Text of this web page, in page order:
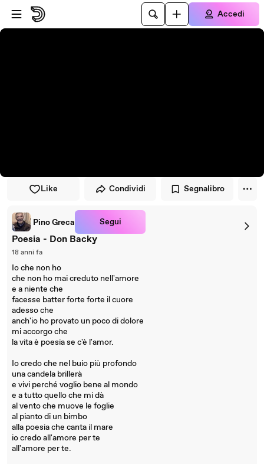
Vai al lettore
Passa al contenuto principale
Accedi
Like Condividi Segnalibro
Pino Greca Segui
Poesia - Don Backy
18 anni fa
Io che non ho
che non ho mai creduto nell'amore
e a niente che
facesse batter forte forte il cuore
adesso che
anch'io ho provato un poco di dolore
mi accorgo che
la vita è poesia se c'è l'amor.
Io credo che nel buio più profondo
una candela brillerà
e vivi perché voglio bene al mondo
e a tutto quello che mi dà
al vento che muove le foglie
al pianto di un bimbo
alla poesia che canta il mare
io credo all'amore per te
all'amore per te.